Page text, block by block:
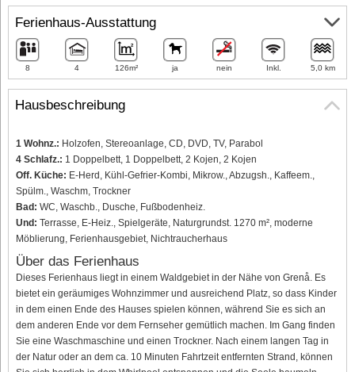
Hausbeschreibung
1 Wohnz.: Holzofen, Stereoanlage, CD, DVD, TV, Parabol
4 Schlafz.: 1 Doppelbett, 1 Doppelbett, 2 Kojen, 2 Kojen
Off. Küche: E-Herd, Kühl-Gefrier-Kombi, Mikrow., Abzugsh., Kaffeem.,
Spülm., Waschm, Trockner
Bad: WC, Waschb., Dusche, Fußbodenheiz.
Und: Terrasse, E-Heiz., Spielgeräte, Naturgrundst. 1270 m², moderne
Möblierung, Ferienhausgebiet, Nichtraucherhaus
Über das Ferienhaus
Dieses Ferienhaus liegt in einem Waldgebiet in der Nähe von Grenå. Es
bietet ein geräumiges Wohnzimmer und ausreichend Platz, so dass Kinder
in dem einen Ende des Hauses spielen können, während Sie es sich an
dem anderen Ende vor dem Fernseher gemütlich machen. Im Gang finden
Sie eine Waschmaschine und einen Trockner. Nach einem langen Tag in
der Natur oder an dem ca. 10 Minuten Fahrtzeit entfernten Strand, können
Ferienhaus-Ausstattung
8 4 126m² ja nein Inkl. 5,0 km